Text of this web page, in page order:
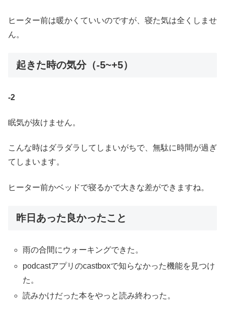
ヒーター前は暖かくていいのですが、寝た気は全くしませ
ん。
起きた時の気分（-5~+5）
-2
眠気が抜けません。
こんな時はダラダラしてしまいがちで、無駄に時間が過ぎ
てしまいます。
ヒーター前かベッドで寝るかで大きな差ができますね。
昨日あった良かったこと
雨の合間にウォーキングできた。
podcastアプリのcastboxで知らなかった機能を見つけ
た。
読みかけだった本をやっと読み終わった。